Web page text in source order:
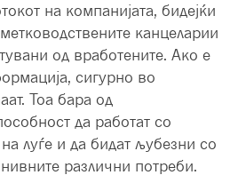
на компанијата, бидејќи
канцеларии
од вработените. Ако е
сигурно во
Тоа бара од
да работат со
луѓе и да бидат љубезни со
различни потреби.